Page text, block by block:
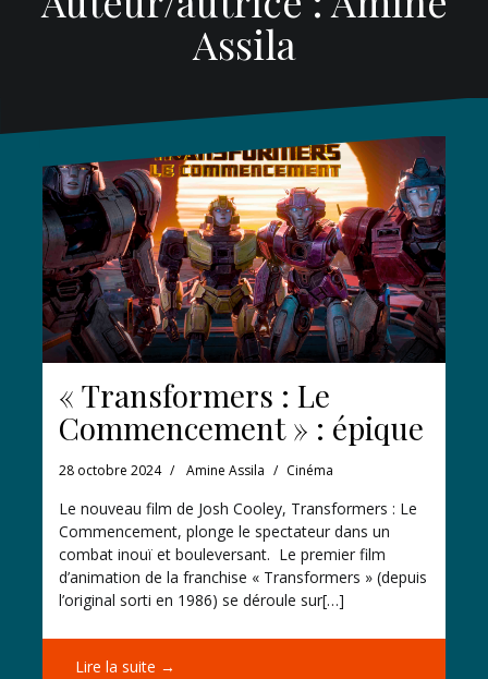
Assila
« Transformers : Le
Commencement » : épique
28 octobre 2024 Amine Assila Cinéma
Le nouveau film de Josh Cooley, Transformers : Le
Commencement, plonge le spectateur dans un
combat inouï et bouleversant. Le premier film
d’animation de la franchise « Transformers » (depuis
l’original sorti en 1986) se déroule sur[…]
Lire la suite →